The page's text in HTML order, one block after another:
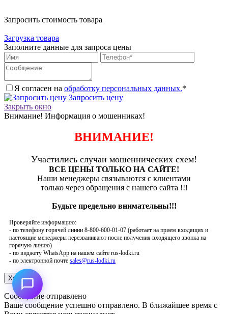
Запросить стоимость товара
Загрузка товара
Заполните данные для запроса цены
Я согласен на обработку персональных данных.*
Запросить цену
Закрыть окно
Внимание! Информация о мошенниках!
ВНИМАНИЕ!
Участились случаи мошеннических схем!
ВСЕ ЦЕНЫ ТОЛЬКО НА САЙТЕ!
Наши менеджеры связываются с клиентами
только через обращения с нашего сайта !!!
Будьте предельно внимательны!!!
Проверяйте информацию:
- по телефону горячей линии 8-800-600-01-07 (работает на прием входящих и
настоящие менеджеры перезванивают после получения входящего звонка на
горячую линию)
- по виджету WhatsApp на нашем сайте rus-lodki.ru
- по электронной почте sales@rus-lodki.ru
Сообщение отправлено
Ваше сообщение успешно отправлено. В ближайшее время с